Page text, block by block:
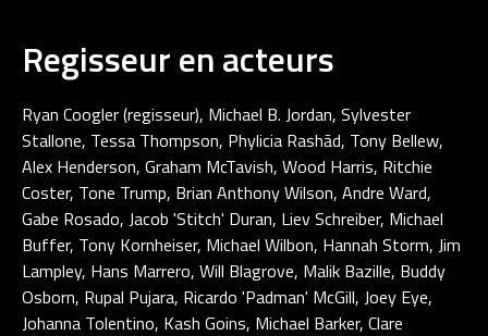
Regisseur en acteurs
Ryan Coogler (regisseur), Michael B. Jordan, Sylvester
Stallone, Tessa Thompson, Phylicia Rashād, Tony Bellew,
Alex Henderson, Graham McTavish, Wood Harris, Ritchie
Coster, Tone Trump, Brian Anthony Wilson, Andre Ward,
Gabe Rosado, Jacob 'Stitch' Duran, Liev Schreiber, Michael
Buffer, Tony Kornheiser, Michael Wilbon, Hannah Storm, Jim
Lampley, Hans Marrero, Will Blagrove, Malik Bazille, Buddy
Osborn, Rupal Pujara, Ricardo 'Padman' McGill, Joey Eye,
Johanna Tolentino, Kash Goins, Michael Barker, Clare